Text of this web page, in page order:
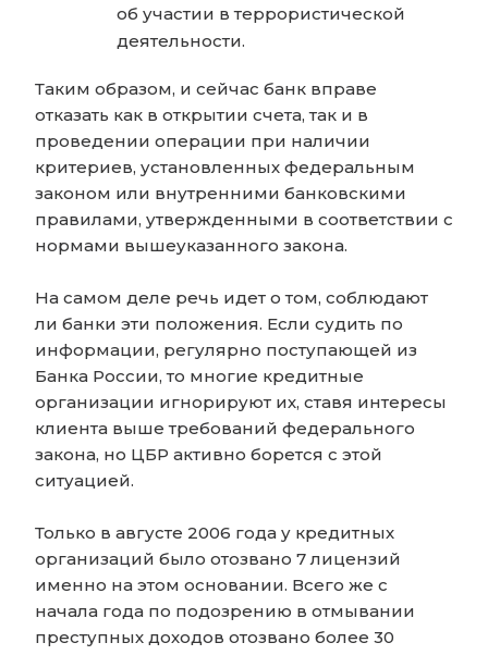
об участии в террористической
деятельности.
Таким образом, и сейчас банк вправе
отказать как в открытии счета, так и в
проведении операции при наличии
критериев, установленных федеральным
законом или внутренними банковскими
правилами, утвержденными в соответствии с
нормами вышеуказанного закона.
На самом деле речь идет о том, соблюдают
ли банки эти положения. Если судить по
информации, регулярно поступающей из
Банка России, то многие кредитные
организации игнорируют их, ставя интересы
клиента выше требований федерального
закона, но ЦБР активно борется с этой
ситуацией.
Только в августе 2006 года у кредитных
организаций было отозвано 7 лицензий
именно на этом основании. Всего же с
начала года по подозрению в отмывании
преступных доходов отозвано более 30